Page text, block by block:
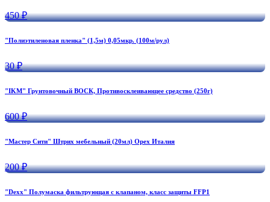
450 ₽
"Полиэтиленовая пленка" (1,5м) 0,05мкр. (100м/рул)
30 ₽
"IKM" Грунтовочный ВОСК, Противосклеивающее средство (250г)
600 ₽
"Мастер Сити" Штрих мебельный (20мл) Орех Италия
200 ₽
"Dexx" Полумаска фильтрующая с клапаном, класс защиты FFP1